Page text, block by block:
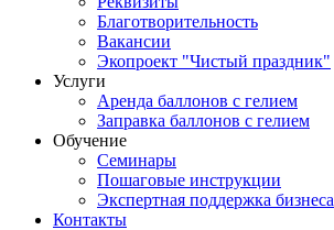
Благотворительность
Вакансии
Экопроект "Чистый праздник"
Услуги
Аренда баллонов с гелием
Заправка баллонов с гелием
Обучение
Семинары
Пошаговые инструкции
Экспертная поддержка бизнеса
Контакты